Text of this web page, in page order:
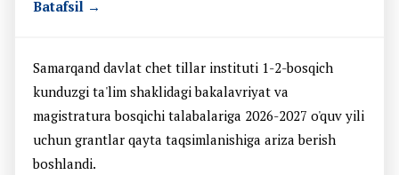
Batafsil →
Samarqand davlat chet tillar instituti 1-2-bosqich
kunduzgi ta'lim shaklidagi bakalavriyat va
magistratura bosqichi talabalariga 2026-2027 o'quv yili
uchun grantlar qayta taqsimlanishiga ariza berish
boshlandi.